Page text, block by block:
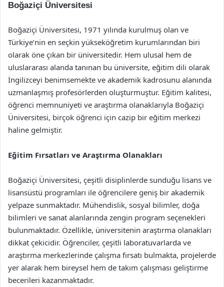
Boğaziçi Üniversitesi
Boğaziçi Üniversitesi, 1971 yılında kurulmuş olan ve
Türkiye’nin en seçkin yükseköğretim kurumlarından biri
olarak öne çıkan bir üniversitedir. Hem ulusal hem de
uluslararası alanda tanınan bu üniversite, eğitim dili olarak
İngilizceyi benimsemekte ve akademik kadrosunu alanında
uzmanlaşmış profesörlerden oluşturmuştur. Eğitim kalitesi,
öğrenci memnuniyeti ve araştırma olanaklarıyla Boğaziçi
Üniversitesi, birçok öğrenci için cazip bir eğitim merkezi
haline gelmiştir.
Eğitim Fırsatları ve Araştırma Olanakları
Boğaziçi Üniversitesi, çeşitli disiplinlerde sunduğu lisans ve
lisansüstü programları ile öğrencilere geniş bir akademik
yelpaze sunmaktadır. Mühendislik, sosyal bilimler, doğa
bilimleri ve sanat alanlarında zengin program seçenekleri
bulunmaktadır. Özellikle, üniversitenin araştırma olanakları
dikkat çekicidir. Öğrenciler, çeşitli laboratuvarlarda ve
araştırma merkezlerinde çalışma fırsatı bulmakta, projelerde
yer alarak hem bireysel hem de takım çalışması geliştirme
becerileri kazanmaktadır.